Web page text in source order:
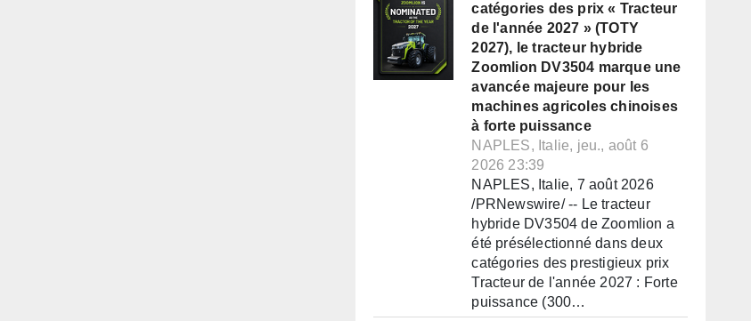
catégories des prix « Tracteur
de l'année 2027 » (TOTY
2027), le tracteur hybride
Zoomlion DV3504 marque une
avancée majeure pour les
machines agricoles chinoises
à forte puissance
NAPLES, Italie, jeu., août 6
2026 23:39
NAPLES, Italie, 7 août 2026
/PRNewswire/ -- Le tracteur
hybride DV3504 de Zoomlion a
été présélectionné dans deux
catégories des prestigieux prix
Tracteur de l'année 2027 : Forte
puissance (300…